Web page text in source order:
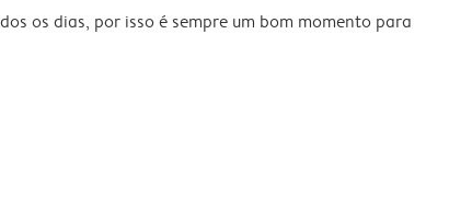
os dias, por isso é sempre um bom momento para